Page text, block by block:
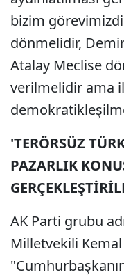
bizim
dönmelidir,
Atalay Meclise
verilmelidir ama
'TERÖRSÜZ
PAZARLIK
AK Parti grubu
Milletvekili